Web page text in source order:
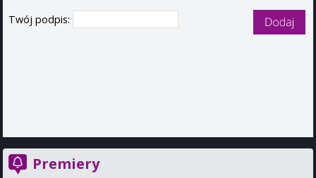
Twój podpis:
Premiery